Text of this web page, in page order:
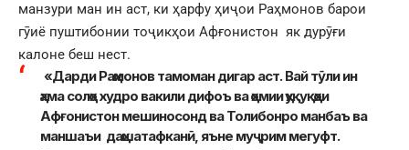
манзури ман ин аст, ки ҳарфу ҳиҷои Раҳмонов барои
гӯиё пуштибонии тоҷикҳои Афғонистон як дурӯғи
калоне беш нест.
«Дарди Раҳмонов тамоман дигар аст. Вай тӯли ин
ҳама солҳо худро вакили дифоъ ва ҳомии ҳуқуқҳои
Афғонистон мешиносонд ва Толибонро манбаъ ва
маншаъи даҳшатафканӣ, яъне муҷрим мегуфт.